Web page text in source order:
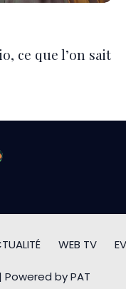
ce que l’on sait
WEB TV
Powered by PAT